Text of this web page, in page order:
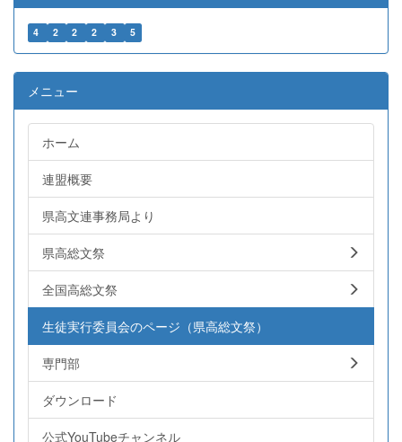
4 2 2 2 3 5
メニュー
ホーム
連盟概要
県高文連事務局より
県高総文祭
全国高総文祭
生徒実行委員会のページ（県高総文祭）
専門部
ダウンロード
公式YouTubeチャンネル